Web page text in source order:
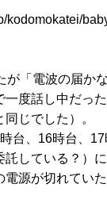
「電波の届か
度話し中だっ
じでした）。
、16時台、
している？）
源が切れていた